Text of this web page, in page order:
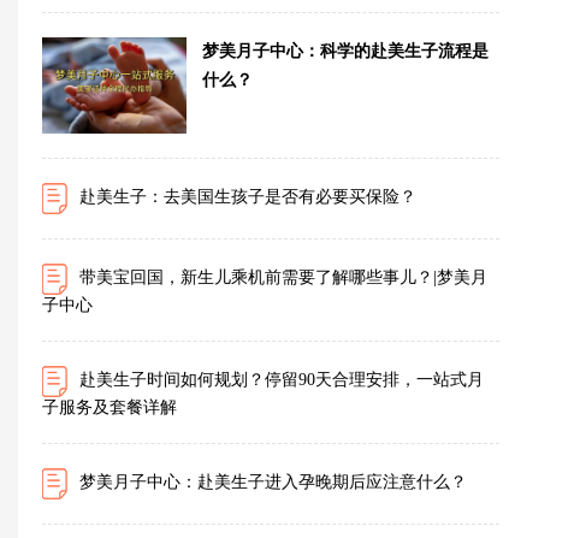
梦美月子中心：科学的赴美生子流程是
什么？
赴美生子：去美国生孩子是否有必要买保险？
带美宝回国，新生儿乘机前需要了解哪些事儿？|梦美月
子中心
赴美生子时间如何规划？停留90天合理安排，一站式月
子服务及套餐详解
梦美月子中心：赴美生子进入孕晚期后应注意什么？